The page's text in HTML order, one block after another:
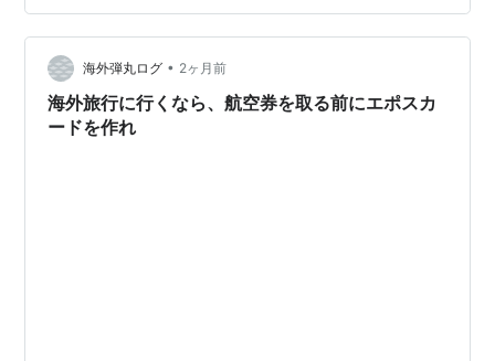
てエポスカードを1枚入れています。最初は「年会費無料
のカードの保険なんておまけ程度でしょ」と思っていた
のですが、補償の中身を一つずつ見ていくと、サブカー
ドとして十分に戦力になるんだなと素直…
海外弾丸ログ • 2ヶ月前
海外旅行に行くなら、航空券を取る前にエポスカ
ードを作れ